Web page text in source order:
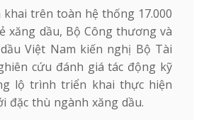
trên toàn hệ thống 17.000
xăng dầu, Bộ Công thương và
Việt Nam kiến nghị Bộ Tài
cứu đánh giá tác động kỹ
lộ trình triển khai thực hiện
đặc thù ngành xăng dầu.